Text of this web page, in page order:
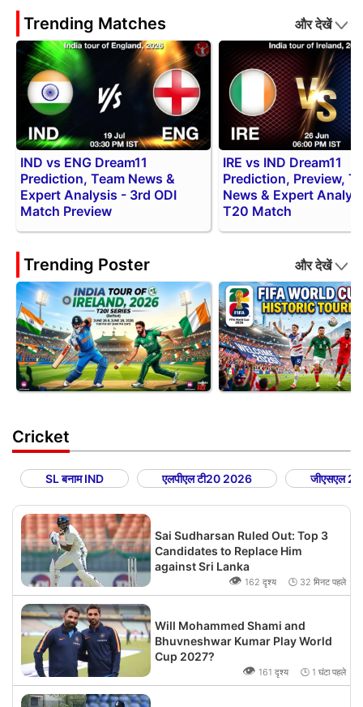
Trending Matches और देखें
IND vs ENG Dream11
Prediction, Team News &
Expert Analysis - 3rd ODI
Match Preview
IRE vs IND Dream11
Prediction, Preview,
News & Expert
T20 Match
Trending Poster और देखें
Cricket
SL बनाम IND एलपीएल टी20 2026 जीएसएल
Sai Sudharsan Ruled Out: Top 3
Candidates to Replace Him
against Sri Lanka
👁 162 दृश्य 🕒 32 मिनट पहले
Will Mohammed Shami and
Bhuvneshwar Kumar Play World
Cup 2027?
👁 161 दृश्य 🕒 1 घंटा पहले